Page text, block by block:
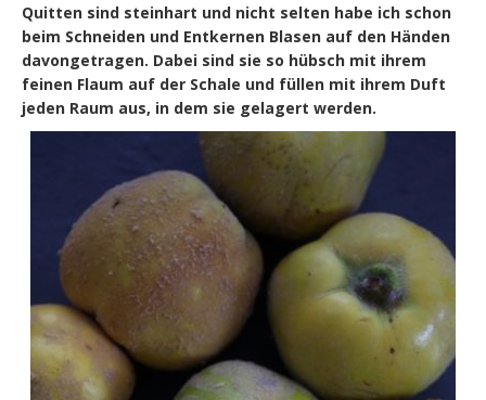
Quitten sind steinhart und nicht selten habe ich schon
beim Schneiden und Entkernen Blasen auf den Händen
davongetragen. Dabei sind sie so hübsch mit ihrem
feinen Flaum auf der Schale und füllen mit ihrem Duft
jeden Raum aus, in dem sie gelagert werden.